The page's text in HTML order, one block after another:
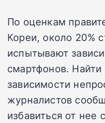
По оценкам
Кореи, около 20%
испытывают
смартфонов. Найти
зависимости
журналистов
избавиться от